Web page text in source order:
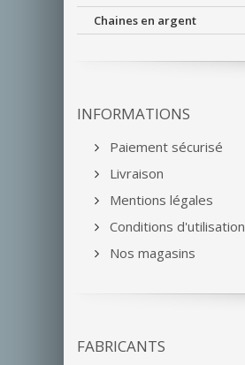
Chaines en argent
INFORMATIONS
Paiement sécurisé
Livraison
Mentions légales
Conditions d'utilisation
Nos magasins
FABRICANTS